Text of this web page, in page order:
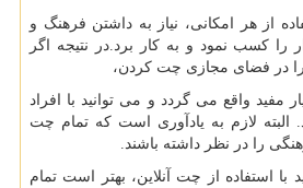
از هر امکانی، نیاز به داشتن فرهنگ و
را کسب نمود و به کار برد.در نتیجه اگر
در فضای مجازی چت کردن،
مفید واقع می گردد و می توانید با افراد
البته لازم به یادآوری است که تمام چت
را در نظر داشته باشند.
با استفاده از چت آنلاین، بهتر است تمام